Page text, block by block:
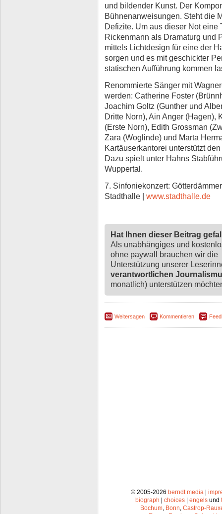
und bildender Kunst. Der
Bühnenanweisungen. Steht die
Defizite. Um aus dieser Not
Rickenmann als Dramaturg und
mittels Lichtdesign für eine der
sorgen und es mit geschickter
statischen Aufführung kommen
Renommierte Sänger mit
werden: Catherine Foster
Joachim Goltz (Gunther und
Dritte Norn), Ain Anger (Hagen),
(Erste Norn), Edith Grossman
Zara (Woglinde) und Marta
Kartäuserkantorei unterstützt
Dazu spielt unter Hahns
Wuppertal.
7. Sinfoniekonzert:
Stadthalle | www.stadthalle.de
Hat Ihnen dieser Beitrag
Als unabhängiges und
ohne paywall brauchen wir die
Unterstützung unserer
verantwortlichen
monatlich) unterstützen
Weitersagen Kommentieren
© 2005-2026 berndt media|
biograph
choices engels und
Bochum, Bonn, Castrop-